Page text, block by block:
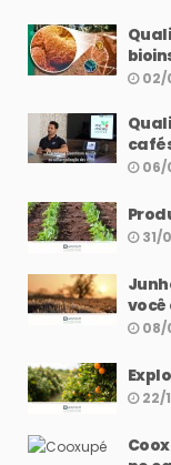
02/
06/
31/
08/
22/